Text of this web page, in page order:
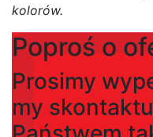
kolorów.
Poproś o
Prosimy
my